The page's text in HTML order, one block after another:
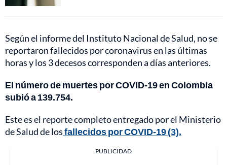
Según el informe del Instituto Nacional de Salud, no se
reportaron fallecidos por coronavirus en las últimas
horas y los 3 decesos corresponden a días anteriores.
El número de muertes por COVID-19 en Colombia
subió a 139.754.
Este es el reporte completo entregado por el Ministerio
de Salud de losfallecidos por COVID-19 (3).
PUBLICIDAD